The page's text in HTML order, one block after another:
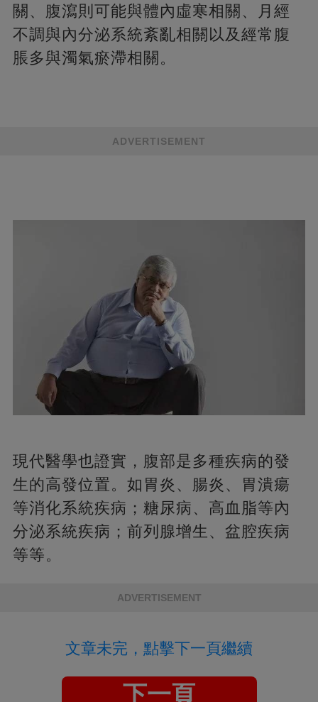
關、腹瀉則可能與體內虛寒相關、月經
不調與內分泌系統紊亂相關以及經常腹
脹多與濁氣瘀滯相關。
ADVERTISEMENT
現代醫學也證實，腹部是多種疾病的發
生的高發位置。如胃炎、腸炎、胃潰瘍
等消化系統疾病；糖尿病、高血脂等內
分泌系統疾病；前列腺增生、盆腔疾病
等等。
ADVERTISEMENT
文章未完，點擊下一頁繼續
下一頁